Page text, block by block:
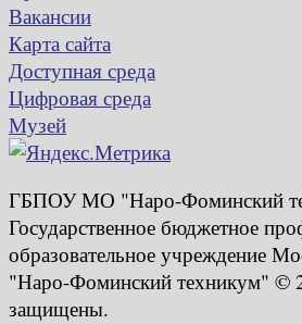
Вакансии
Карта сайта
Доступная среда
Цифровая среда
Музей
ГБПОУ МО "Наро-Фоминский
Государственное бюджетное
образовательное учреждение
"Наро-Фоминский техникум" ©
защищены.